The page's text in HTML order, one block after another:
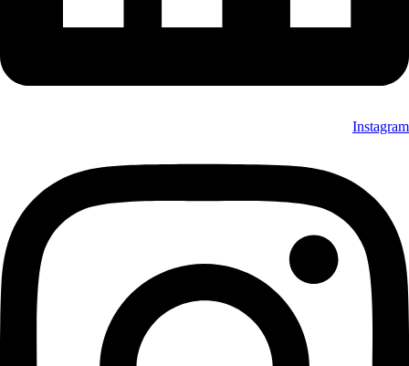
Instagram